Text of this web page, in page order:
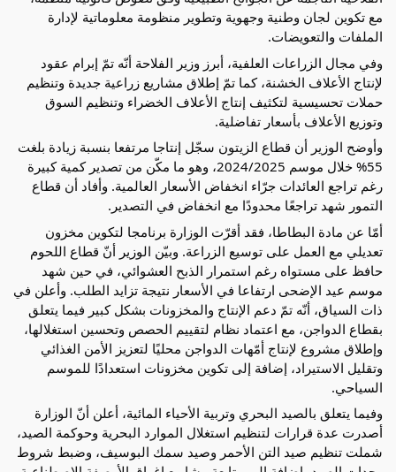
مع تكوين لجان وطنية وجهوية وتطوير منظومة معلوماتية لإدارة
الملفات والتعويضات.
وفي مجال الزراعات العلفية، أبرز وزير الفلاحة أنّه تمّ إبرام عقود
لإنتاج الأعلاف الخشنة، كما تمّ إطلاق مشاريع زراعية جديدة وتنظيم
حملات تحسيسية لتكثيف إنتاج الأعلاف الخضراء وتنظيم السوق
وتوزيع الأعلاف بأسعار تفاضلية.
وأوضح الوزير أن قطاع الزيتون سجّل إنتاجا مرتفعا بنسبة زيادة بلغت
55% خلال موسم 2024/2025، وهو ما مكّن من تصدير كمية كبيرة
رغم تراجع العائدات جرّاء انخفاض الأسعار العالمية. وأفاد أن قطاع
التمور شهد تراجعًا محدودًا مع انخفاض في التصدير.
أمّا عن مادة البطاطا، فقد أقرّت الوزارة برنامجا لتكوين مخزون
تعديلي مع العمل على توسيع الزراعة. وبيّن الوزير أنّ قطاع اللحوم
حافظ على مستواه رغم استمرار الذبح العشوائي، في حين شهد
موسم عيد الإضحى ارتفاعا في الأسعار نتيجة تزايد الطلب. وأعلن في
ذات السياق، أنّه تمّ دعم الإنتاج والمخزونات بشكل كبير فيما يتعلق
بقطاع الدواجن، مع اعتماد نظام لتقييم الحصص وتحسين استغلالها،
وإطلاق مشروع لإنتاج أمّهات الدواجن محليًا لتعزيز الأمن الغذائي
وتقليل الاستيراد، إضافة إلى تكوين مخزونات استعدادًا للموسم
السياحي.
وفيما يتعلق بالصيد البحري وتربية الأحياء المائية، أعلن أنّ الوزارة
أصدرت عدة قرارات لتنظيم استغلال الموارد البحرية وحوكمة الصيد،
شملت تنظيم صيد التن الأحمر وصيد سمك البوسيف، وضبط شروط